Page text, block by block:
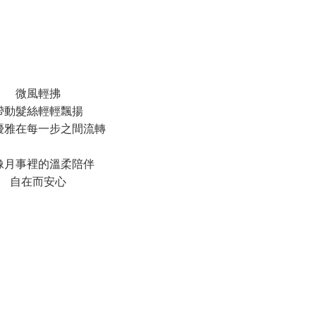
微風輕拂
動髮絲輕輕飄揚
雅在每一步之間流轉
月事裡的溫柔陪伴
自在而安心